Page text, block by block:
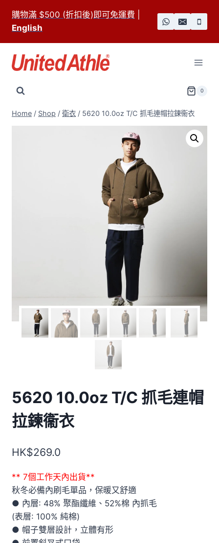
content
購物滿 $500 (折扣後)即可免運費
English
0
Home / Shop / 衛衣 / 5620 10.0oz T/C 抓毛連帽拉鍊衞衣
5620 10.0oz T/C 抓毛連帽
拉鍊衞衣
HK$269.0
** 7個工作天內出貨**
秋冬必備內刷毛單品，保暖又舒適
● 內層: 48% 聚酯纖維、52%棉 內抓毛
(表層: 100% 純棉)
● 帽子雙層設計，立體有形